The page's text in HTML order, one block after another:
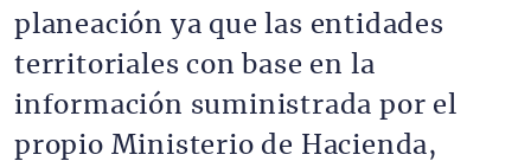
planeación ya que las entidades
territoriales con base en la
información suministrada por el
propio Ministerio de Hacienda,